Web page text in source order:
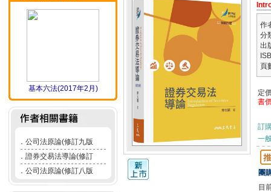
基本六法(2017年2月)
． 公司法原論(修訂九版
． 證券交易法導論(修訂
． 公司法原論(修訂八版
作
分
出
頁
定
書
訂
一
團
目